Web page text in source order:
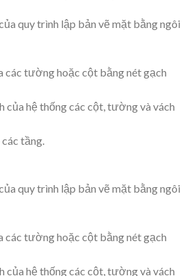
quy trình lập bản vẽ mặt bằng ngôi
các tường hoặc cột bằng nét gạch
của hệ thống các cột, tường và vách
tầng.
quy trình lập bản vẽ mặt bằng ngôi
các tường hoặc cột bằng nét gạch
của hệ thống các cột, tường và vách